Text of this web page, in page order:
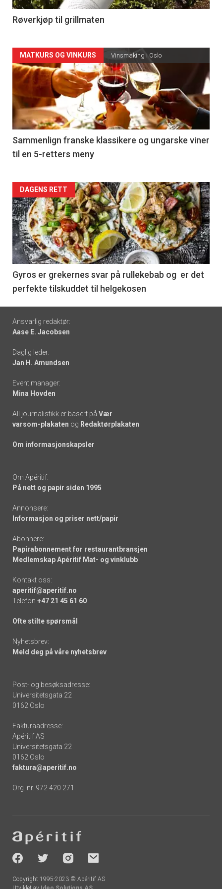
4
Røverkjøp til grillmaten
Forsiden
akkurat
nå
-
5
MATKURS OG VINKURS Vinsmaking i Oslo
Sammenlign franske klassikere og ungarske viner
til en 5-retters meny
Forsiden
akkurat
nå
-
6
DAGENS RETT
Gyros er grekernes svar på rullekebab og er det
perfekte tilskuddet til helgekosen
Footer
-
links
Ansvarlig redaktør:
Aase E. Jacobsen
Daglig leder:
Jan H. Amundsen
Event manager:
Mina Hovden
All journalistikk er basert på Vær
varsom-plakaten og Redaktørplakaten
Om informasjonskapsler
Om Apéritif:
På nett og papir siden 1995
Annonsere:
Informasjon og priser nett/papir
Abonnere:
Papirabonnement for restaurantbransjen
Medlemskap Apéritif Mat- og vinklubb
Kontakt oss:
aperitif@aperitif.no
Telefon +47 21 45 61 60
Ofte stilte spørsmål
Nyhetsbrev:
Meld deg på våre nyhetsbrev
Post- og besøksadresse:
Universitetsgata 22
0162 Oslo
Fakturaadresse:
Apéritif AS
Universitetsgata 22
0162 Oslo
faktura@aperitif.no
Org. nr. 972 420 271
-
socials
Copyright 1995-2023 © Apéritif AS